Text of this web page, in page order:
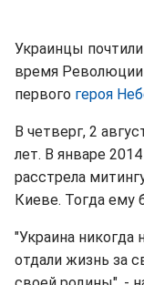
Украинцы
время Революции
первого героя
В четверг, 2
лет. В январе
расстрела
Киеве. Тогда ему
"Украина никогда
отдали жизнь за